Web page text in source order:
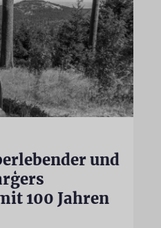
und
100 Jahren